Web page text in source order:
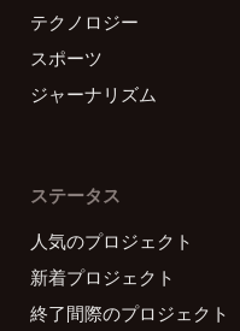
テクノロジー
スポーツ
ジャーナリズム
ステータス
人気のプロジェクト
新着プロジェクト
終了間際のプロジェクト